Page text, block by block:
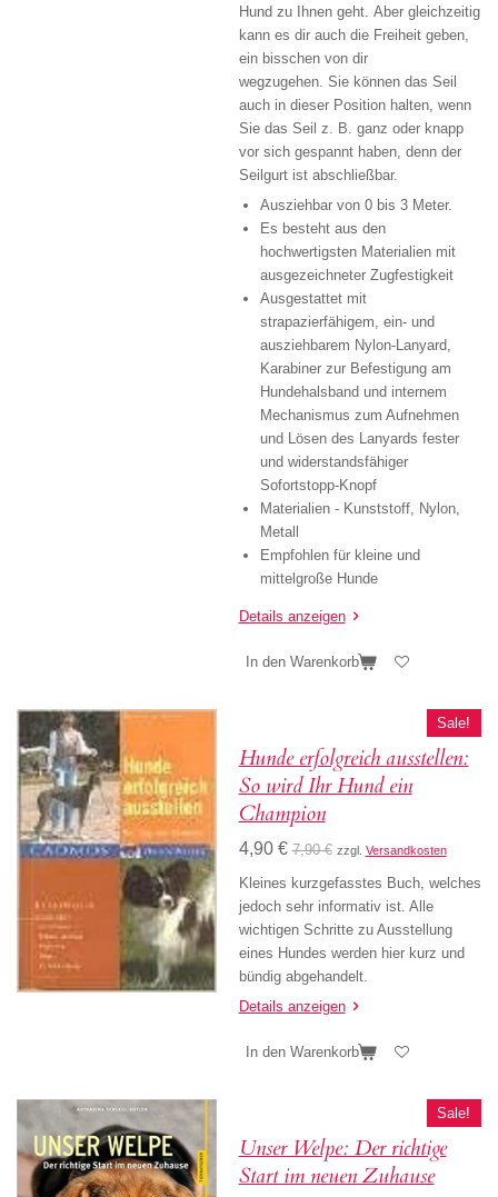
Hund zu Ihnen geht. Aber gleichzeitig
kann es dir auch die Freiheit geben,
ein bisschen von dir
wegzugehen. Sie können das Seil
auch in dieser Position halten, wenn
Sie das Seil z. B. ganz oder knapp
vor sich gespannt haben, denn der
Seilgurt ist abschließbar.
Ausziehbar von 0 bis 3 Meter.
Es besteht aus den
hochwertigsten Materialien mit
ausgezeichneter Zugfestigkeit
Ausgestattet mit
strapazierfähigem, ein- und
ausziehbarem Nylon-Lanyard,
Karabiner zur Befestigung am
Hundehalsband und internem
Mechanismus zum Aufnehmen
und Lösen des Lanyards fester
und widerstandsfähiger
Sofortstopp-Knopf
Materialien - Kunststoff, Nylon,
Metall
Empfohlen für kleine und
mittelgroße Hunde
Details anzeigen
In den Warenkorb
Sale!
Hunde erfolgreich ausstellen:
So wird Ihr Hund ein
Champion
4,90 € 7,90 € zzgl. Versandkosten
Kleines kurzgefasstes Buch, welches
jedoch sehr informativ ist. Alle
wichtigen Schritte zu Ausstellung
eines Hundes werden hier kurz und
bündig abgehandelt.
Details anzeigen
In den Warenkorb
Sale!
Unser Welpe: Der richtige
Start im neuen Zuhause